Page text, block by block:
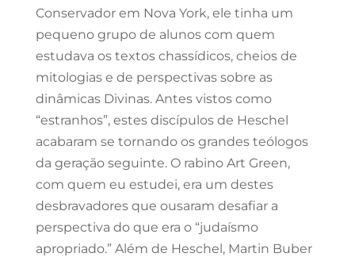
Conservador em Nova York, ele tinha um
pequeno grupo de alunos com quem
estudava os textos chassídicos, cheios de
mitologias e de perspectivas sobre as
dinâmicas Divinas. Antes vistos como
“estranhos”, estes discípulos de Heschel
acabaram se tornando os grandes teólogos
da geração seguinte. O rabino Art Green,
com quem eu estudei, era um destes
desbravadores que ousaram desafiar a
perspectiva do que era o “judaísmo
apropriado.” Além de Heschel, Martin Buber